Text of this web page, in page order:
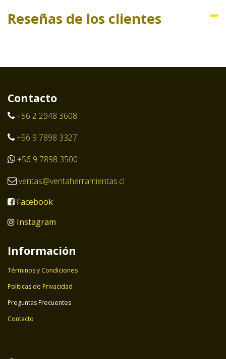
Reseñas de los clientes
Contacto
+56 2 2948 3608
+56 9 7898 3327
+56 9 7898 3500
ventas@ventaherramientas.cl
Facebook
Instagram
Información
Términos y Condiciones
Políticas de Privacidad
Preguntas Frecuentes
Contacto